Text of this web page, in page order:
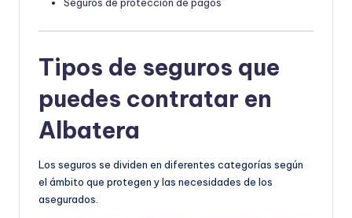
Tipos de seguros que
puedes contratar en
Albatera
Los seguros se dividen en diferentes categorías según
el ámbito que protegen y las necesidades de los
asegurados.